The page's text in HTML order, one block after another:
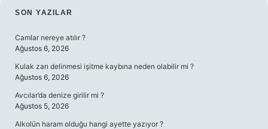
SIDEBAR
SON YAZILAR
Camlar nereye atılır ?
Ağustos 6, 2026
Kulak zarı delinmesi işitme kaybına neden olabilir mi ?
Ağustos 6, 2026
Avcılar’da denize girilir mi ?
Ağustos 5, 2026
Alkolün haram olduğu hangi ayette yazıyor ?